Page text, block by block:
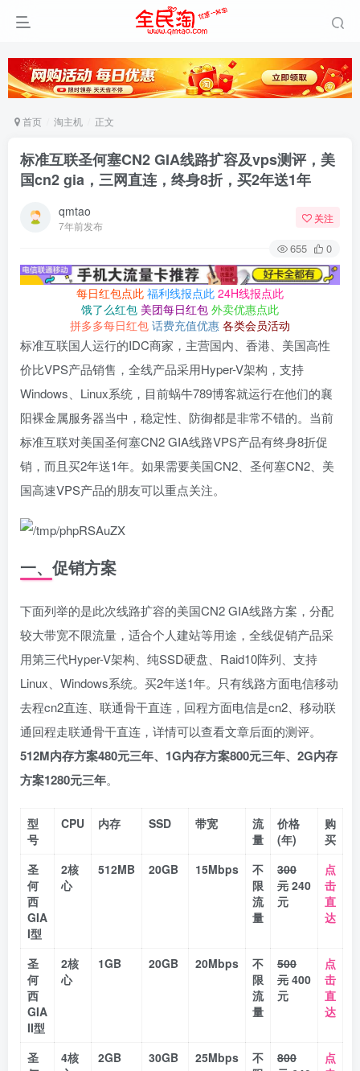
首页 淘主机 正文
标准互联圣何塞CN2 GIA线路扩容及vps测评，美
国cn2 gia，三网直连，终身8折，买2年送1年
qmtao
7年前发布
关注
655 0
每日红包点此 福利线报点此 24H线报点此
饿了么红包 美团每日红包 外卖优惠点此
拼多多每日红包 话费充值优惠 各类会员活动
标准互联国人运行的IDC商家，主营国内、香港、美国高性
价比VPS产品销售，全线产品采用Hyper-V架构，支持
Windows、Linux系统，目前蜗牛789博客就运行在他们的襄
阳裸金属服务器当中，稳定性、防御都是非常不错的。当前
标准互联对美国圣何塞CN2 GIA线路VPS产品有终身8折促
销，而且买2年送1年。如果需要美国CN2、圣何塞CN2、美
国高速VPS产品的朋友可以重点关注。
一、促销方案
下面列举的是此次线路扩容的美国CN2 GIA线路方案，分配
较大带宽不限流量，适合个人建站等用途，全线促销产品采
用第三代Hyper-V架构、纯SSD硬盘、Raid10阵列、支持
Linux、Windows系统。买2年送1年。只有线路方面电信移动
去程cn2直连、联通骨干直连，回程方面电信是cn2、移动联
通回程走联通骨干直连，详情可以查看文章后面的测评。
512M内存方案480元三年、1G内存方案800元三年、2G内存
方案1280元三年。
型
号
CPU 内存 SSD 带宽
流
量
价格
(年)
购
买
圣
何
西
GIA
I型
2核
心
512MB 20GB 15Mbps
不
限
流
量
300
元 240
元
点
击
直
达
圣
何
西
GIA
II型
2核
心
1GB 20GB 20Mbps
不
限
流
量
500
元 400
元
点
击
直
达
圣
4核
2GB 30GB 25Mbps
不
800
点